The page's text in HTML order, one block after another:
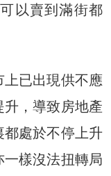
以賣到滿街都
已出現供不應
，導致房地產
處於不停上升
樣沒法扭轉局